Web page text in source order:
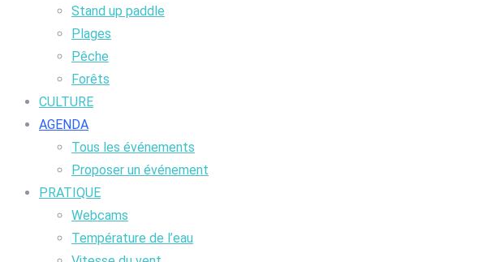
Stand up paddle
Plages
Pêche
Forêts
CULTURE
AGENDA
Tous les événements
Proposer un événement
PRATIQUE
Webcams
Température de l’eau